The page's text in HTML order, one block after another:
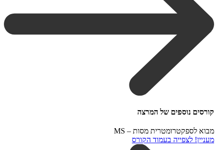
קורסים נוספים של המרצה
מבוא לספקטרומטרית מסות – MS
מעניין! לצפייה בעמוד הקורס